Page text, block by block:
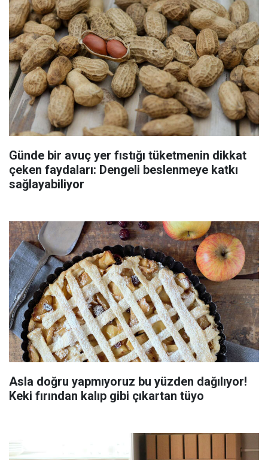
Günde bir avuç yer fıstığı tüketmenin dikkat
çeken faydaları: Dengeli beslenmeye katkı
sağlayabiliyor
Asla doğru yapmıyoruz bu yüzden dağılıyor!
Keki fırından kalıp gibi çıkartan tüyo